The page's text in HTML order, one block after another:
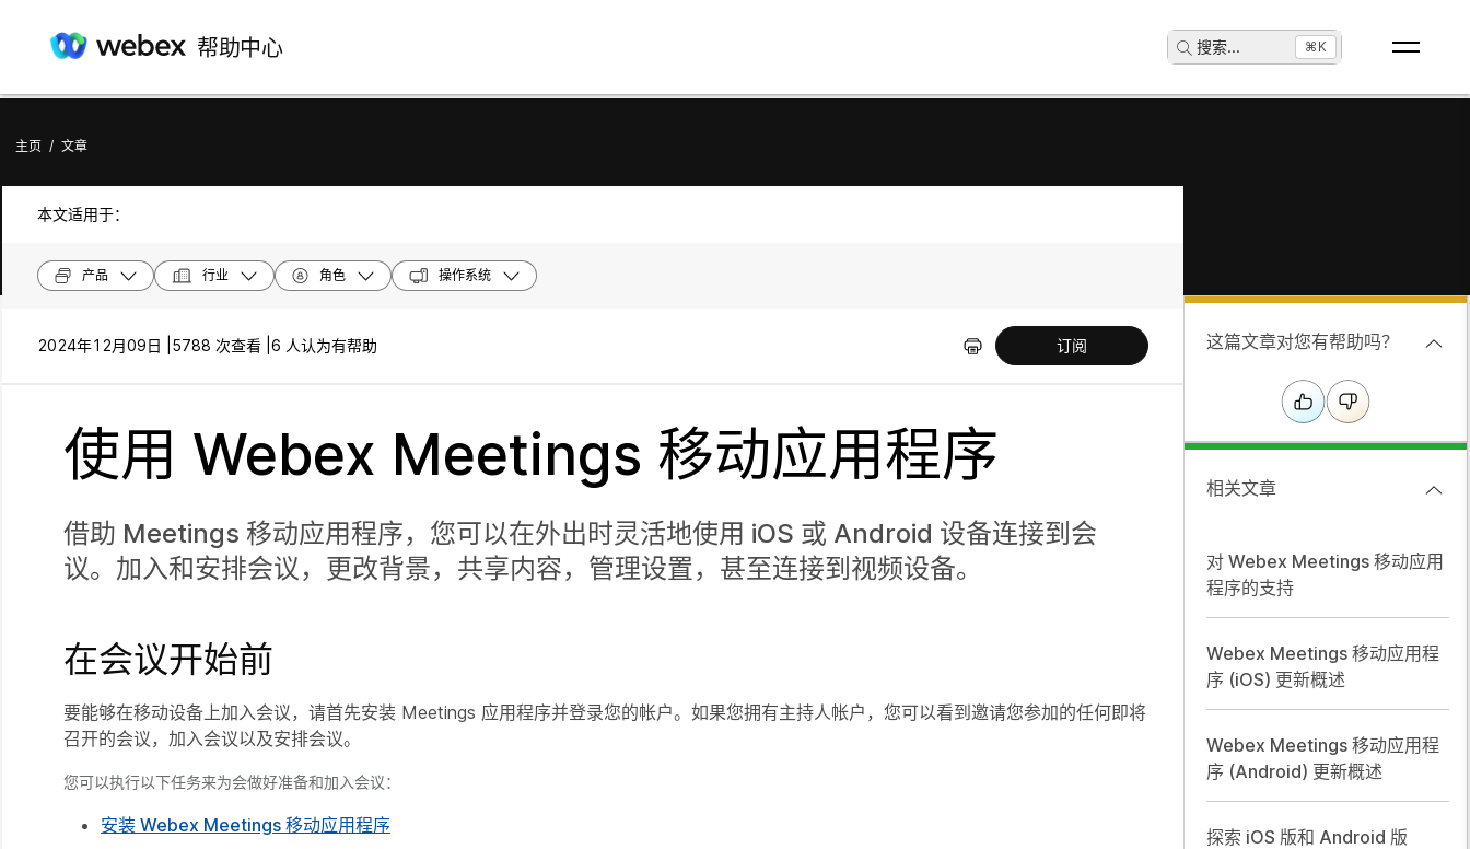
帮助中心 搜索... ⌘K
主页 / 文章
本文适用于：
产品 行业 角色 操作系统
2024年12月09日 | 5788 次查看 | 6 人认为有帮助 订阅
使用 Webex Meetings 移动应用程序
借助 Meetings 移动应用程序，您可以在外出时灵活地使用 iOS 或 Android 设备连接到会
议。加入和安排会议，更改背景，共享内容，管理设置，甚至连接到视频设备。
在会议开始前
要能够在移动设备上加入会议，请首先安装 Meetings 应用程序并登录您的帐户。如果您拥有主持人帐户，您可以看到邀请您参加的任何即将
召开的会议，加入会议以及安排会议。
您可以执行以下任务来为会做好准备和加入会议：
安装 Webex Meetings 移动应用程序
这篇文章对您有帮助吗？
相关文章
对 Webex Meetings 移动应用
程序的支持
Webex Meetings 移动应用程
序 (iOS) 更新概述
Webex Meetings 移动应用程
序 (Android) 更新概述
探索 iOS 版和 Android 版